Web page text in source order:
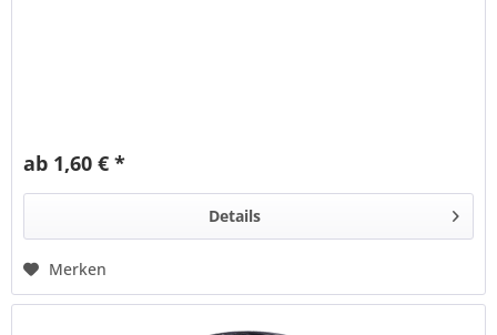
ab 1,60 € *
Details
Merken